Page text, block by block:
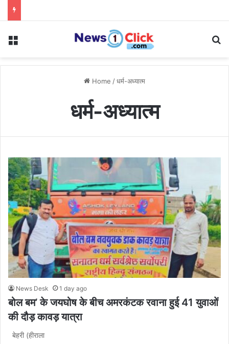
Menu
Home /धर्म-अध्यात्म
धर्म-अध्यात्म
News Desk 1 day ago
बोल बम’ के जयघोष के बीच अमरकंटक रवाना हुई 41 युवाओं
की दौड़ कावड़ यात्रा
बेहरी (हीराला